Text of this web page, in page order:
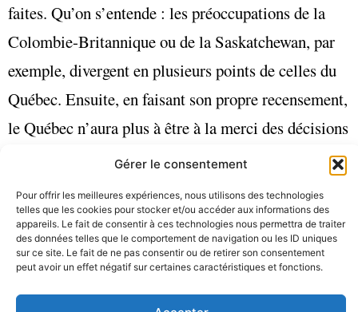
Gérer le consentement
Pour offrir les meilleures expériences, nous utilisons des technologies
telles que les cookies pour stocker et/ou accéder aux informations des
appareils. Le fait de consentir à ces technologies nous permettra de traiter
des données telles que le comportement de navigation ou les ID uniques
sur ce site. Le fait de ne pas consentir ou de retirer son consentement
peut avoir un effet négatif sur certaines caractéristiques et fonctions.
faites. Qu’on s’entende : les préoccupations de la
Colombie-Britannique ou de la Saskatchewan, par
exemple, divergent en plusieurs points de celles du
Québec. Ensuite, en faisant son propre recensement,
le Québec n’aura plus à être à la merci des décisions
prises par le gouvernement fédéral. Quoi qu’en
pense le reste du Canada, il pourrait ainsi rétablir sa
propre version du questionnaire long du
recensement, mettre en place des indicateurs
pertinents pour assurer une bonne gouvernance et
parallèlement, du moins, c’est notre souhait, se